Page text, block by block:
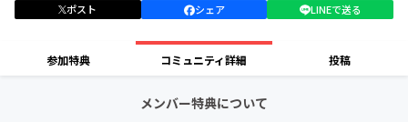
ポスト シェア LINEで送る
参加特典 コミュニティ詳細 投稿
メンバー特典について